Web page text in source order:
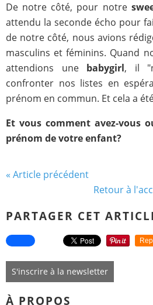
De notre côté, pour notre
attendu la seconde écho pour
de notre côté, nous avions
masculins et féminins. Quand
attendions une babygirl, il
confronter nos listes en
prénom en commun. Et cela a
Et vous comment avez-vous
prénom de votre enfant?
« Article précédent
Retour à
PARTAGER CET
S'inscrire à la newsletter
À PROPOS